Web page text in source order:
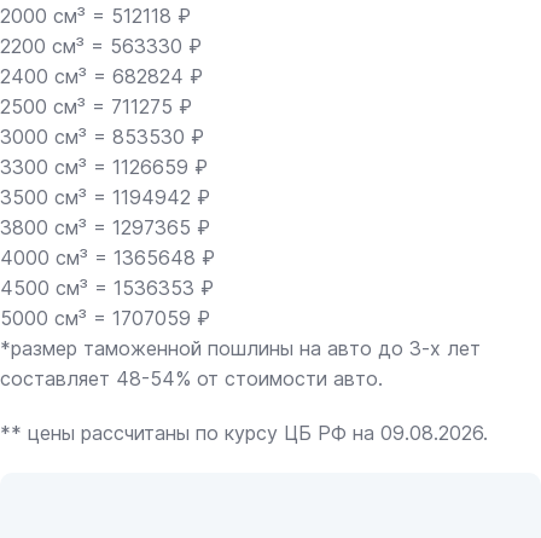
2000 см³ = 512118 ₽
2200 см³ = 563330 ₽
2400 см³ = 682824 ₽
2500 см³ = 711275 ₽
3000 см³ = 853530 ₽
3300 см³ = 1126659 ₽
3500 см³ = 1194942 ₽
3800 см³ = 1297365 ₽
4000 см³ = 1365648 ₽
4500 см³ = 1536353 ₽
5000 см³ = 1707059 ₽
*размер таможенной пошлины на авто до 3-х лет
составляет 48-54% от стоимости авто.
** цены рассчитаны по курсу ЦБ РФ на 09.08.2026.